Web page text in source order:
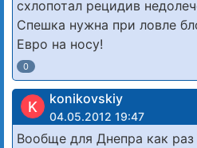
схлопотал рецидив
Спешка нужна при ловле
Евро на носу!
0
K konikovskiy
04.05.2012 19:47
Вообще для Днепра как